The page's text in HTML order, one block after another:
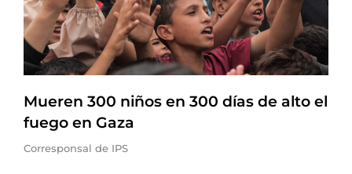
Mueren 300 niños en 300 días de alto el
fuego en Gaza
Corresponsal de IPS